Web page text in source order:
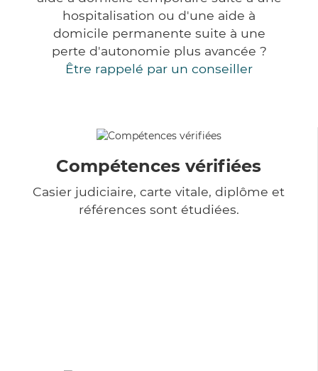
hospitalisation ou d'une aide à
domicile permanente suite à une
perte d'autonomie plus avancée ?
Être rappelé par un conseiller
Compétences vérifiées
Casier judiciaire, carte vitale, diplôme et
références sont étudiées.